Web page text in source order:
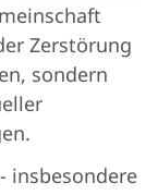
Zerstörung
sondern
insbesondere